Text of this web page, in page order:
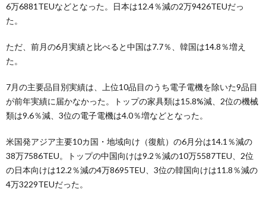
6万6881TEUなどとなった。日本は12.4％減の2万9426TEUだっ
た。
ただ、前月の6月実績と比べると中国は7.7％、韓国は14.8％増え
た。
7月の主要品目別実績は、上位10品目のうち電子電機を除いた9品目
が前年実績に届かなかった。トップの家具類は15.8%減、2位の機械
類は9.6％減、3位の電子電機は4.0％増などとなった。
米国発アジア主要10カ国・地域向け（復航）の6月分は14.1％減の
38万7586TEU。トップの中国向けは9.2％減の10万5587TEU、2位
の日本向けは12.2％減の4万8695TEU、3位の韓国向けは11.8％減の
4万3229TEUだった。